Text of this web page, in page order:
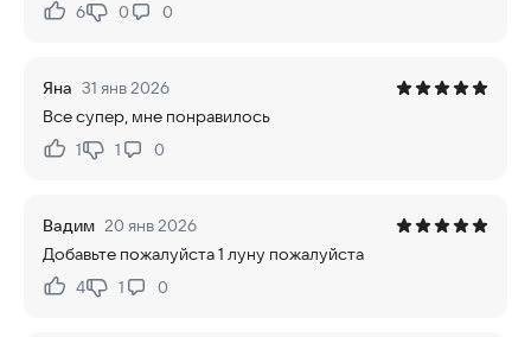
Нравится:
6Не нравится:
0 0
Яна 31 янв 2026
Все супер, мне понравилось
Нравится:
1Не нравится:
1 0
Вадим 20 янв 2026
Добавьте пожалуйста 1 луну пожалуйста
Нравится:
4Не нравится:
1 0